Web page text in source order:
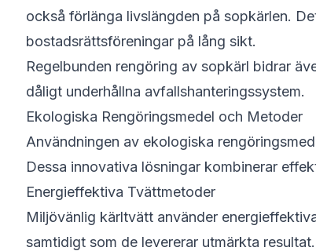
också förlänga livslängden på sopkärlen.
bostadsrättsföreningar på lång sikt.
Regelbunden rengöring av sopkärl bidrar
dåligt underhållna avfallshanteringssystem.
Ekologiska Rengöringsmedel och Metoder
Användningen av ekologiska
Dessa innovativa lösningar kombinerar
Energieffektiva Tvättmetoder
Miljövänlig kärltvätt använder
samtidigt som de levererar utmärkta